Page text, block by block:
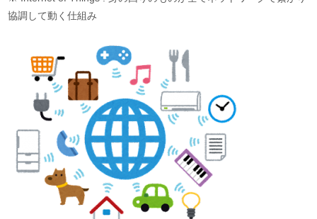
協調して動く仕組み